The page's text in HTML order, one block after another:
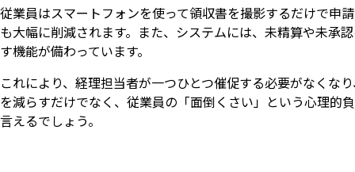
従業員はスマートフォンを使って領収書を撮影するだけで申
も大幅に削減されます。また、システムには、未精算や未承
す機能が備わっています。
これにより、経理担当者が一つひとつ催促する必要がなくな
を減らすだけでなく、従業員の「面倒くさい」という心理的
言えるでしょう。